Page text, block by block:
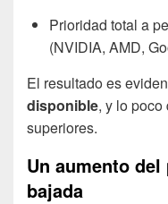
Prioridad total a
(NVIDIA, AMD,
El resultado es
disponible, y lo
superiores.
Un aumento
bajada